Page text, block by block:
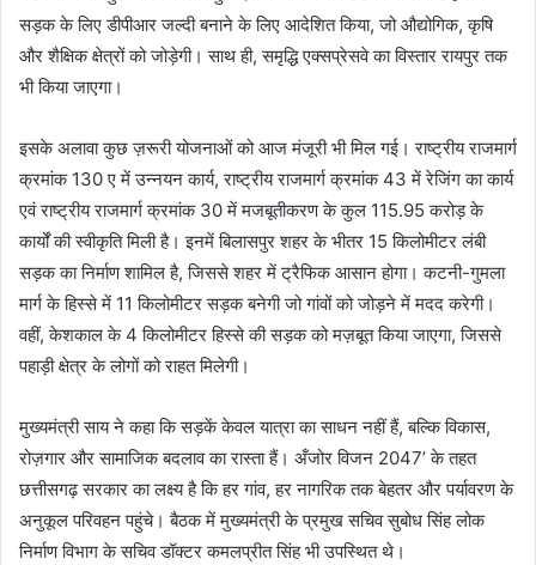
सड़क के लिए डीपीआर जल्दी बनाने के लिए आदेशित किया, जो औद्योगिक, कृषि
और शैक्षिक क्षेत्रों को जोड़ेगी। साथ ही, समृद्धि एक्सप्रेसवे का विस्तार रायपुर तक
भी किया जाएगा।
इसके अलावा कुछ ज़रूरी योजनाओं को आज मंजूरी भी मिल गई। राष्ट्रीय राजमार्ग
क्रमांक 130 ए में उन्नयन कार्य, राष्ट्रीय राजमार्ग क्रमांक 43 में रेजिंग का कार्य
एवं राष्ट्रीय राजमार्ग क्रमांक 30 में मजबूतीकरण के कुल 115.95 करोड़ के
कार्यों की स्वीकृति मिली है। इनमें बिलासपुर शहर के भीतर 15 किलोमीटर लंबी
सड़क का निर्माण शामिल है, जिससे शहर में ट्रैफिक आसान होगा। कटनी-गुमला
मार्ग के हिस्से में 11 किलोमीटर सड़क बनेगी जो गांवों को जोड़ने में मदद करेगी।
वहीं, केशकाल के 4 किलोमीटर हिस्से की सड़क को मज़बूत किया जाएगा, जिससे
पहाड़ी क्षेत्र के लोगों को राहत मिलेगी।
मुख्यमंत्री साय ने कहा कि सड़कें केवल यात्रा का साधन नहीं हैं, बल्कि विकास,
रोज़गार और सामाजिक बदलाव का रास्ता हैं। अँजोर विजन 2047’ के तहत
छत्तीसगढ़ सरकार का लक्ष्य है कि हर गांव, हर नागरिक तक बेहतर और पर्यावरण के
अनुकूल परिवहन पहुंचे। बैठक में मुख्यमंत्री के प्रमुख सचिव सुबोध सिंह लोक
निर्माण विभाग के सचिव डॉक्टर कमलप्रीत सिंह भी उपस्थित थे।